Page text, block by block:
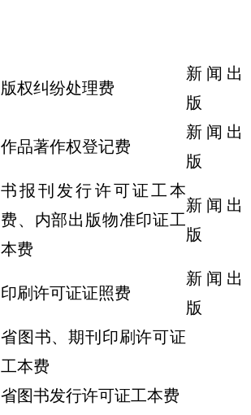
版权纠纷处理费
新闻出
版
作品著作权登记费
新闻出
版
书报刊发行许可证工本
费、内部出版物准印证工
本费
新闻出
版
印刷许可证证照费
新闻出
版
省图书、期刊印刷许可证
工本费
省图书发行许可证工本费